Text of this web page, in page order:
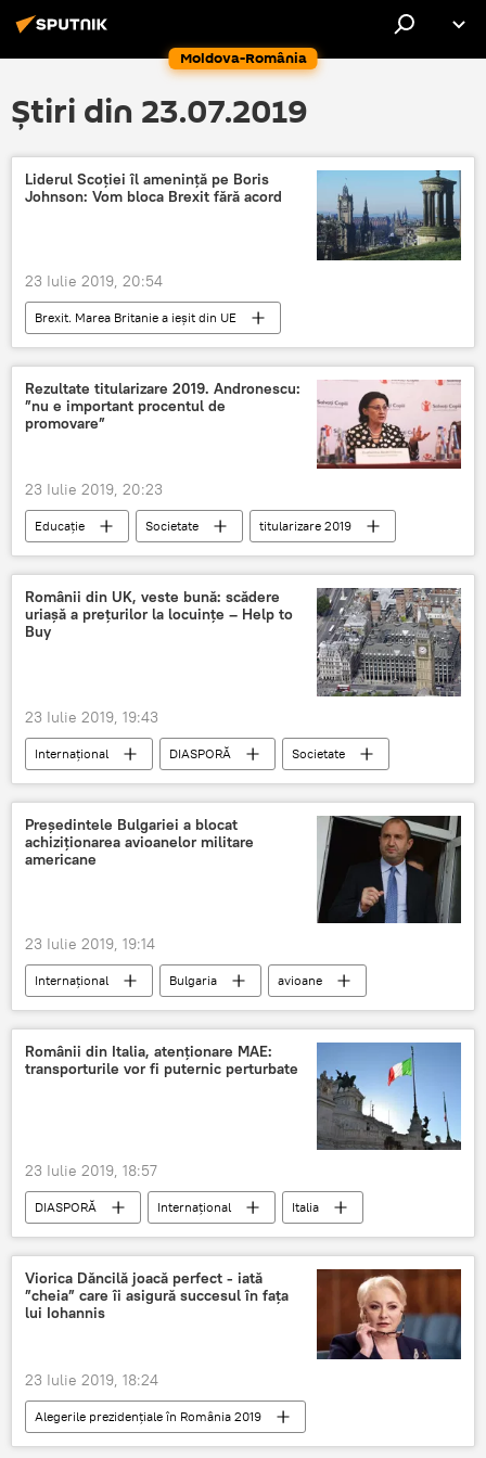
Moldova-România
Știri din 23.07.2019
Liderul Scoției îl amenință pe Boris
Johnson: Vom bloca Brexit fără acord
23 Iulie 2019, 20:54
Brexit. Marea Britanie a ieșit din UE
Internaţional
Scoția
Rezultate titularizare 2019. Andronescu:
”nu e important procentul de
promovare”
23 Iulie 2019, 20:23
Educație Societate
titularizare 2019
Ecaterina Andronescu
Rezultate
edu.ro
Titularizarea 2019
Românii din UK, veste bună: scădere
uriaşă a preţurilor la locuinţe – Help to
Buy
23 Iulie 2019, 19:43
Internaţional DIASPORĂ
Societate
Londra
Marea Britanie Imobile
Președintele Bulgariei a blocat
achiziționarea avioanelor militare
americane
23 Iulie 2019, 19:14
Internaţional Bulgaria
avioane
F-16
Românii din Italia, atenţionare MAE:
transporturile vor fi puternic perturbate
23 Iulie 2019, 18:57
DIASPORĂ Internaţional
Italia
MAE
Ministerul Afacerilor Externe
Viorica Dăncilă joacă perfect - iată
”cheia” care îi asigură succesul în fața
lui Iohannis
23 Iulie 2019, 18:24
Alegerile prezidențiale în România 2019
Politică
Viorica Dăncilă